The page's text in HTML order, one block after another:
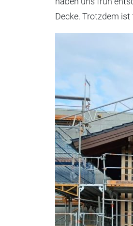
Decke. Trotzdem